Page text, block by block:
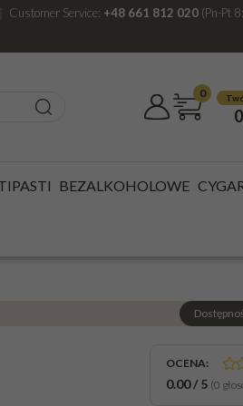
Customer Service: +48 661 812 020 (Pn-Pt
0
BEZALKOHOLOWE
0,7L 42%
OCENA:
0.00/5 (0